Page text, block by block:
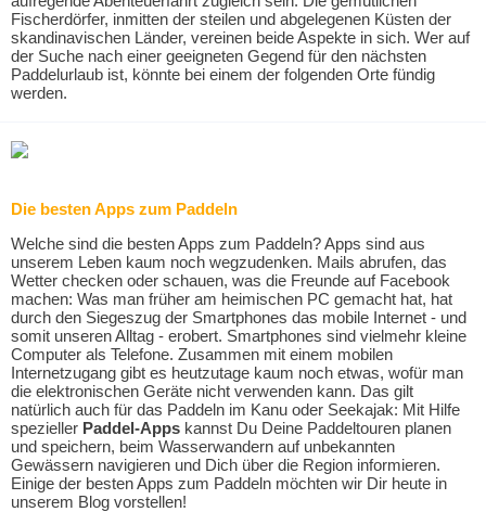
Fischerdörfer, inmitten der steilen und abgelegenen Küsten der
skandinavischen Länder, vereinen beide Aspekte in sich. Wer auf
der Suche nach einer geeigneten Gegend für den nächsten
Paddelurlaub ist, könnte bei einem der folgenden Orte fündig
werden.
Die besten Apps zum Paddeln
Welche sind die besten Apps zum Paddeln? Apps sind aus
unserem Leben kaum noch wegzudenken. Mails abrufen, das
Wetter checken oder schauen, was die Freunde auf Facebook
machen: Was man früher am heimischen PC gemacht hat, hat
durch den Siegeszug der Smartphones das mobile Internet - und
somit unseren Alltag - erobert. Smartphones sind vielmehr kleine
Computer als Telefone. Zusammen mit einem mobilen
Internetzugang gibt es heutzutage kaum noch etwas, wofür man
die elektronischen Geräte nicht verwenden kann. Das gilt
natürlich auch für das Paddeln im Kanu oder Seekajak: Mit Hilfe
spezieller Paddel-Apps kannst Du Deine Paddeltouren planen
und speichern, beim Wasserwandern auf unbekannten
Gewässern navigieren und Dich über die Region informieren.
Einige der besten Apps zum Paddeln möchten wir Dir heute in
unserem Blog vorstellen!